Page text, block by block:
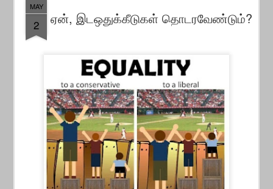
MAY
2 ஏன், இடஒதுக்கீடுகள் தொடரவேண்டும்?